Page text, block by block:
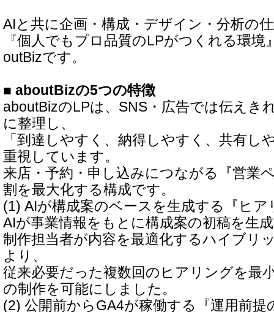
AIと共に企画・構成・デザイン・分析の
『個人でもプロ品質のLPがつくれる環
outBizです。
■ aboutBizの5つの特徴
aboutBizのLPは、SNS・広告では伝えき
に整理し、
「到達しやすく、納得しやすく、共有し
重視しています。
来店・予約・申し込みにつながる『営業
割を最大化する構成です。
(1) AIが構成案のベースを生成する『ヒ
AIが事業情報をもとに構成案の初稿を生
制作担当者が内容を最適化するハイブリ
より、
従来必要だった複数回のヒアリングを最
の制作を可能にしました。
(2) 公開前からGA4が稼働する『運用前提